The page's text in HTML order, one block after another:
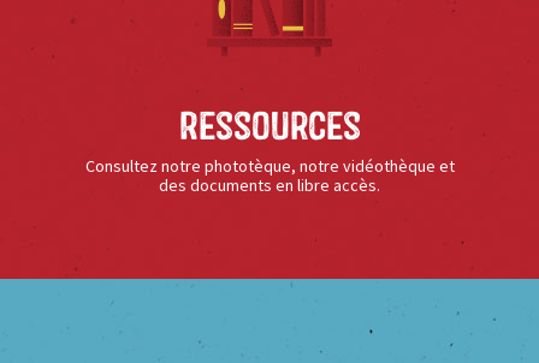
Ressources
Consultez notre phototèque, notre vidéothèque et
des documents en libre accès.